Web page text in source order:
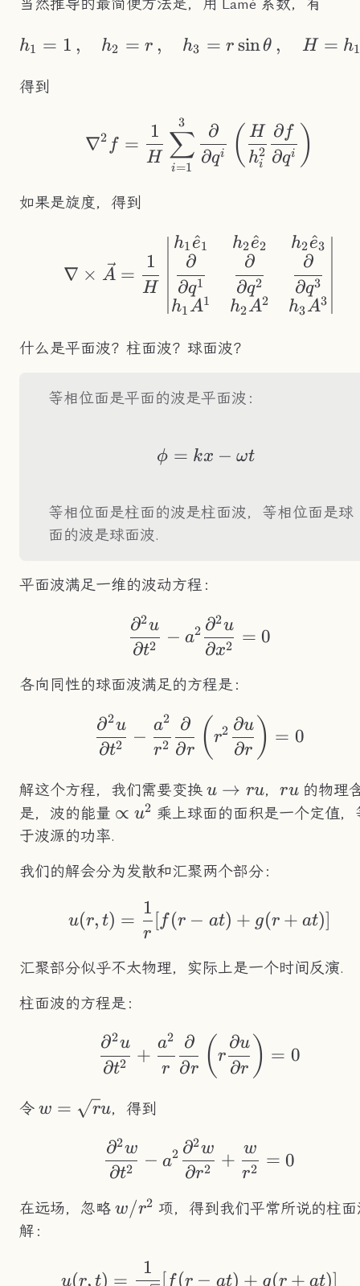
当然推导的最简便方法是，用 Lamé 系数，有
h_1=1\,,\quad
h1 = 1 , h2 = r , h3 = r sinθ , H = h1
得到
∇2 f =
H
1
i=1
∑
3
∂qi
∂ ( hi
2
H
∂qi
∂ f )
如果是旋度，得到
∇ × A =
H
1
h1 e
^1
∂q1
∂
h1 A1
h2e
^2
∂q2
∂
h2A2
h2e
^3
∂q3
∂
h3A3
什么是平面波？柱面波？球面波？
等相位面是平面的波是平面波：
\phi=kx-\omega t
ϕ = kx − ωt
等相位面是柱面的波是柱面波，等相位面是球
面的波是球面波.
平面波满足一维的波动方程：
∂t2
∂2u
− a2
∂x2
∂2u
= 0
各向同性的球面波满足的方程是：
∂t2
∂2u
−
r2
a2
∂r
∂ ( r2
∂r
∂u ) = 0
解这个方程，我们需要变换 u\to
ru
u → ru，ru
ru 的物理
是，波的能量 \propto
∝ u2 乘上球面的面积是一个定值，
于波源的功率.
我们的解会分为发散和汇聚两个部分：
u(r, t) =
r
1
[f (r − at) + g(r + at)]
汇聚部分似乎不太物理，实际上是一个时间反演.
柱面波的方程是：
∂t2
∂2u
+
r
a2
∂r
∂ ( r
∂r
∂u ) = 0
令 w=\sqrt{r}u
w = ru，得到
∂t2
∂2w
− a2
∂r2
∂2w
+
r2
w
= 0
在远场，忽略 w/r^2
w/r2 项，得到我们平常所说的柱
解：
u(r, t) =
1
[f (r − at) + g(r + at)]